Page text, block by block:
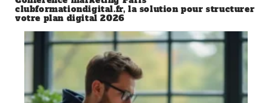
clubformationdigital.fr, la solution pour structurer
votre plan digital 2026